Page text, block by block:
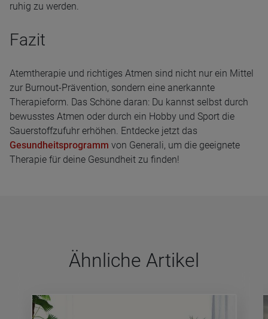
ruhig zu werden.
Fazit
Atemtherapie und richtiges Atmen sind nicht nur ein Mittel
zur Burnout-Prävention, sondern eine anerkannte
Therapieform. Das Schöne daran: Du kannst selbst durch
bewusstes Atmen oder durch ein Hobby und Sport die
Sauerstoffzufuhr erhöhen. Entdecke jetzt das
Gesundheitsprogramm von Generali, um die geeignete
Therapie für deine Gesundheit zu finden!
Ähn­li­che Arti­kel